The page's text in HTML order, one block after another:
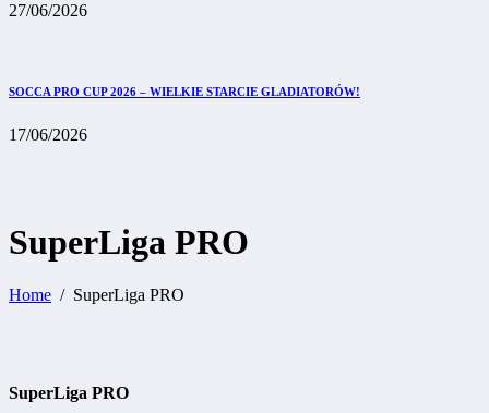
27/06/2026
SOCCA PRO CUP 2026 – WIELKIE STARCIE GLADIATORÓW!
17/06/2026
SuperLiga PRO
Home SuperLiga PRO
SuperLiga PRO